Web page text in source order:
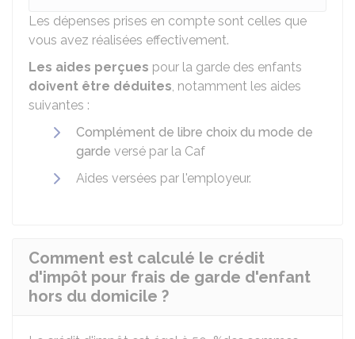
Les dépenses prises en compte sont celles que
vous avez réalisées effectivement.
Les aides perçues pour la garde des enfants
doivent être déduites, notamment les aides
suivantes :
Complément de libre choix du mode de
garde versé par la Caf
Aides versées par l'employeur.
Comment est calculé le crédit
d'impôt pour frais de garde d'enfant
hors du domicile ?